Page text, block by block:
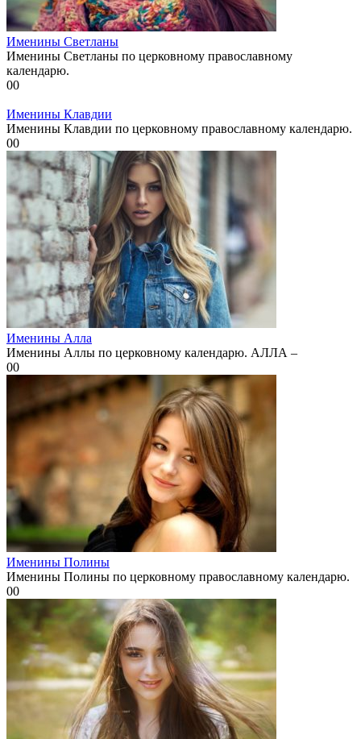
Именины Светланы
Именины Светланы по церковному православному
календарю.
00
Именины Клавдии
Именины Клавдии по церковному православному календарю.
00
Именины Алла
Именины Аллы по церковному календарю. АЛЛА –
00
Именины Полины
Именины Полины по церковному православному календарю.
00